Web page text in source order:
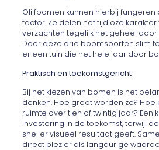
Olijfbomen kunnen hierbij
factor. Ze delen het tijdloze karakter
verzachten tegelijk het geheel door
Door deze drie boomsoorten slim
er een tuin die het hele jaar door
Praktisch en toekomstgericht
Bij het kiezen van bomen is het
denken. Hoe groot worden ze? Hoe
ruimte over tien of twintig jaar? Een
investering in de toekomst, terwijl
sneller visueel resultaat geeft.
direct plezier als langdurige